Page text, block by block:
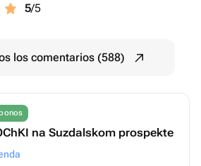
5/5
los comentarios (588)
na Suzdalskom prospekte